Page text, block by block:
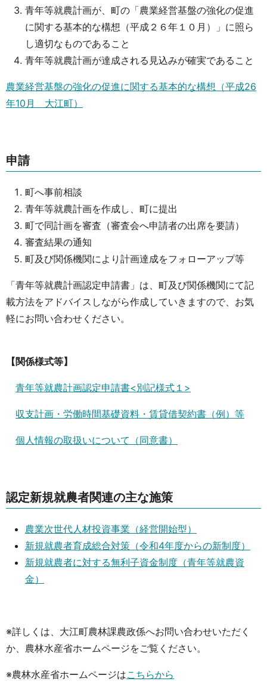
青年等就農計画が、町の「農業経営基盤の強化の促進
に関する基本的な構想（平成２６年１０月）」に照ら
し適切なものであること
青年等就農計画が達成される見込みが確実であること
農業経営基盤の強化の促進に関する基本的な構想（平成26
年10月 大江町）
申請
町へ事前相談
青年等就農計画を作成し、町に提出
町で同計画を審査（審査会へ申請者の出席を要請）
審査結果の通知
町及び関係機関により計画達成をフォローアップ等
「青年等就農計画認定申請書」は、町及び関係機関にて記
載方法をアドバイスしながら作成していきますので、お気
軽にお問い合わせください。
【関係様式等】
青年等就農計画認定申請書<別記様式１>
収支計画・労働時間基礎資料・賃貸借契約書（例）等
個人情報の取扱いについて（同意書）
認定新規就農者関連の主な施策
農業次世代人材投資事業（経営開始型）
新規就農者育成総合対策（令和4年度からの新制度）
新規就農者に対する無利子資金制度（青年等就農資
金）
※詳しくは、大江町農林課農政係へお問い合わせいただく
か、農林水産省ホームページをご覧ください。
※農林水産省ホームページはこちらから